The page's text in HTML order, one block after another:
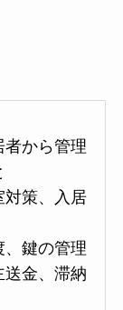
者から管理
対策、入居
、鍵の管理
送金、滞納